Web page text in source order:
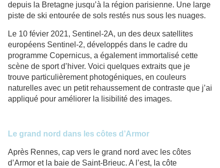
depuis la Bretagne jusqu’à la région parisienne. Une large
piste de ski entourée de sols restés nus sous les nuages.
Le 10 févier 2021, Sentinel-2A, un des deux satellites
européens Sentinel-2, développés dans le cadre du
programme Copernicus, a également immortalisé cette
scène de sport d’hiver. Voici quelques extraits que je
trouve particulièrement photogéniques, en couleurs
naturelles avec un petit rehaussement de contraste que j’ai
appliqué pour améliorer la lisibilité des images.
Le grand nord dans les côtes d’Armor
Après Rennes, cap vers le grand nord avec les côtes
d’Armor et la baie de Saint-Brieuc. A l’est, la côte